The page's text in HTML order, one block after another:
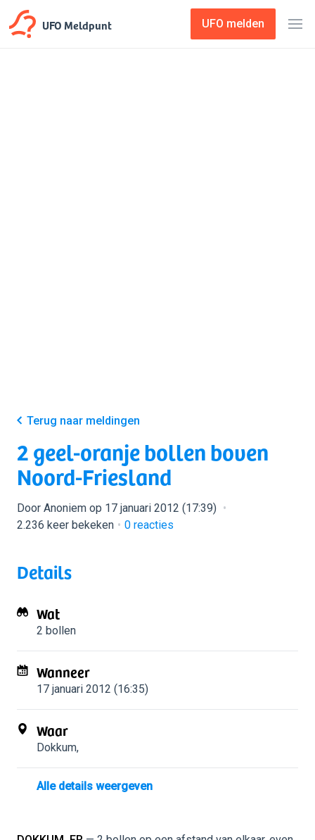
UFO Meldpunt UFO melden
Terug naar meldingen
2 geel-oranje bollen boven
Noord-Friesland
Door Anoniem op 17 januari 2012 (17:39)
2.236 keer bekeken
0 reacties
Details
Wat
2 bollen
Wanneer
17 januari 2012 (16:35)
Waar
Dokkum,
Alle details weergeven